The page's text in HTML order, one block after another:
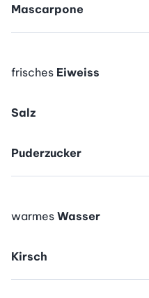
Mascarpone
frisches Eiweiss
Salz
Puderzucker
warmes Wasser
Kirsch